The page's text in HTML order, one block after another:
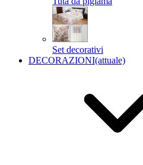
Set decorativi
DECORAZIONI(attuale)